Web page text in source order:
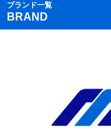
ブランド一覧
BRAND